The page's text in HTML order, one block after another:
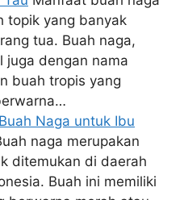
topik yang banyak
tua. Buah naga,
juga dengan nama
buah tropis yang
Naga untuk Ibu
naga merupakan
ditemukan di daerah
Buah ini memiliki